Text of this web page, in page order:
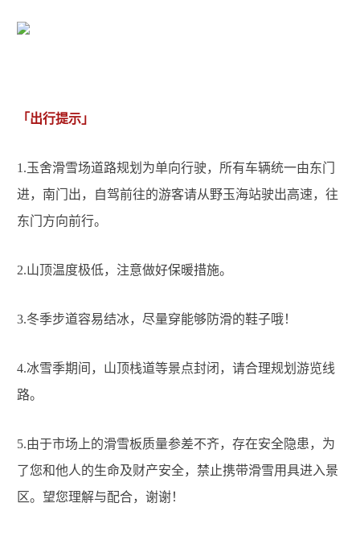
「出行提示」
1.玉舍滑雪场道路规划为单向行驶，所有车辆统一由东门
进，南门出，自驾前往的游客请从野玉海站驶出高速，往
东门方向前行。
2.山顶温度极低，注意做好保暖措施。
3.冬季步道容易结冰，尽量穿能够防滑的鞋子哦！
4.冰雪季期间，山顶栈道等景点封闭，请合理规划游览线
路。
5.由于市场上的滑雪板质量参差不齐，存在安全隐患，为
了您和他人的生命及财产安全，禁止携带滑雪用具进入景
区。望您理解与配合，谢谢！